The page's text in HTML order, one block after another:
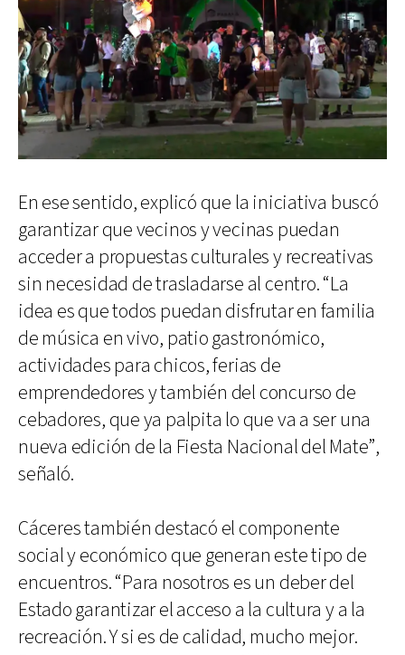
En ese sentido, explicó que la iniciativa buscó
garantizar que vecinos y vecinas puedan
acceder a propuestas culturales y recreativas
sin necesidad de trasladarse al centro. “La
idea es que todos puedan disfrutar en familia
de música en vivo, patio gastronómico,
actividades para chicos, ferias de
emprendedores y también del concurso de
cebadores, que ya palpita lo que va a ser una
nueva edición de la Fiesta Nacional del Mate”,
señaló.
Cáceres también destacó el componente
social y económico que generan este tipo de
encuentros. “Para nosotros es un deber del
Estado garantizar el acceso a la cultura y a la
recreación. Y si es de calidad, mucho mejor.